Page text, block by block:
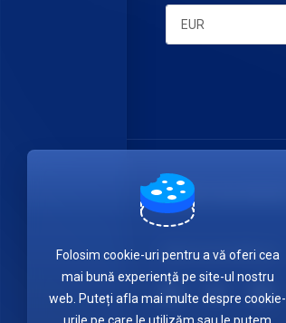
ITDATA TELECOM SRL
Get in touch with us!
Folosim cookie-uri pentru a vă oferi cea
mai bună experiență pe site-ul nostru
web. Puteți afla mai multe despre cookie-